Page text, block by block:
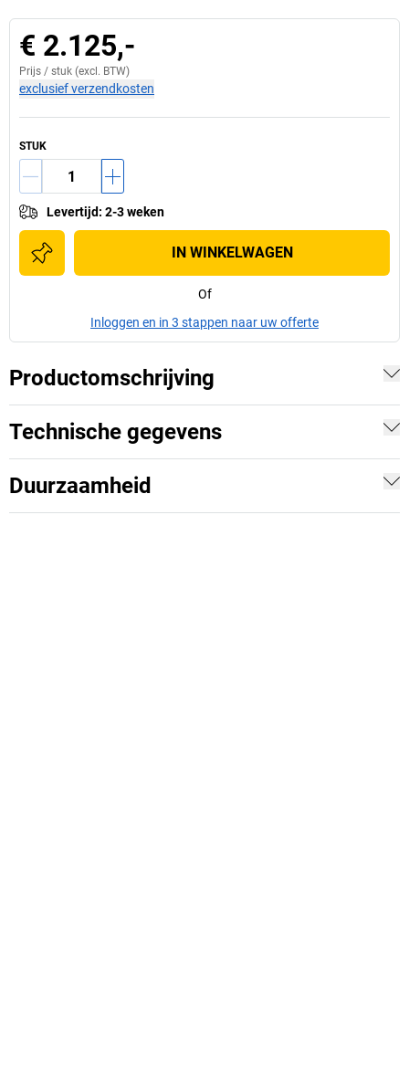
€ 2.125,-
Prijs / stuk (excl. BTW)
exclusief verzendkosten
STUK
Levertijd: 2-3 weken
IN WINKELWAGEN
Of
Inloggen en in 3 stappen naar uw offerte
Productomschrijving
Technische gegevens
Duurzaamheid